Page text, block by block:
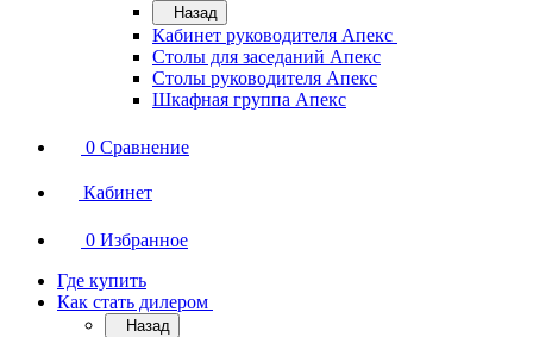
Назад
Кабинет руководителя Апекс
Столы для заседаний Апекс
Столы руководителя Апекс
Шкафная группа Апекс
0 Сравнение
Кабинет
0 Избранное
Где купить
Как стать дилером
Назад